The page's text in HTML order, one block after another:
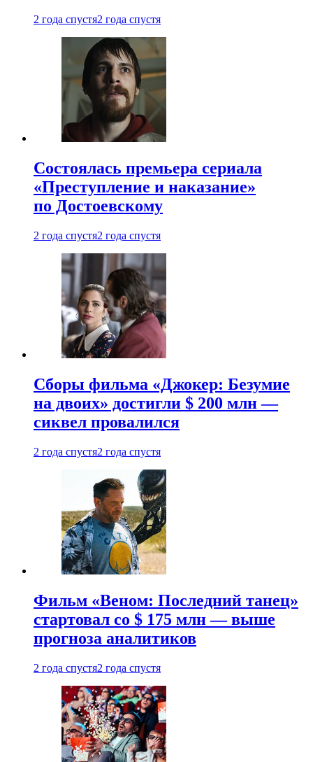
2 года спустя2 года спустя
Состоялась премьера сериала
«Преступление и наказание»
по Достоевскому
2 года спустя2 года спустя
Сборы фильма «Джокер: Безумие
на двоих» достигли $ 200 млн —
сиквел провалился
2 года спустя2 года спустя
Фильм «Веном: Последний танец»
стартовал со $ 175 млн — выше
прогноза аналитиков
2 года спустя2 года спустя